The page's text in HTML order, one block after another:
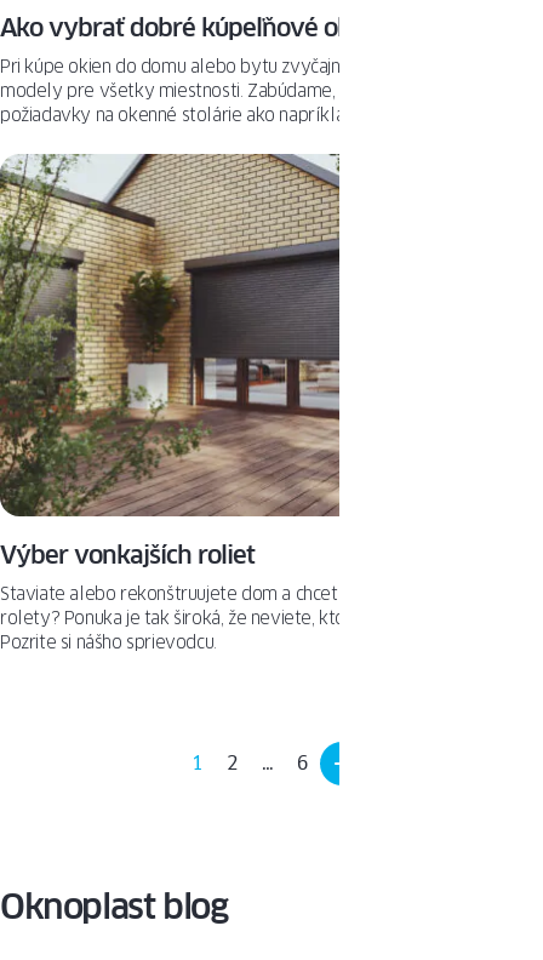
Ako vybrať dobré kúpeľňové okná?
Pri kúpe okien do domu alebo bytu zvyčajne vyberáme rovnaké
modely pre všetky miestnosti. Zabúdame, že kúpeľňa má odlišné
požiadavky na okenné stolárie ako napríklad obývačka.
Výber vonkajších roliet
Staviate alebo rekonštruujete dom a chcete namontovať vonkajšie
rolety? Ponuka je tak široká, že neviete, ktorý model si vybrať?
Pozrite si nášho sprievodcu.
1 2 … 6
Oknoplast blog